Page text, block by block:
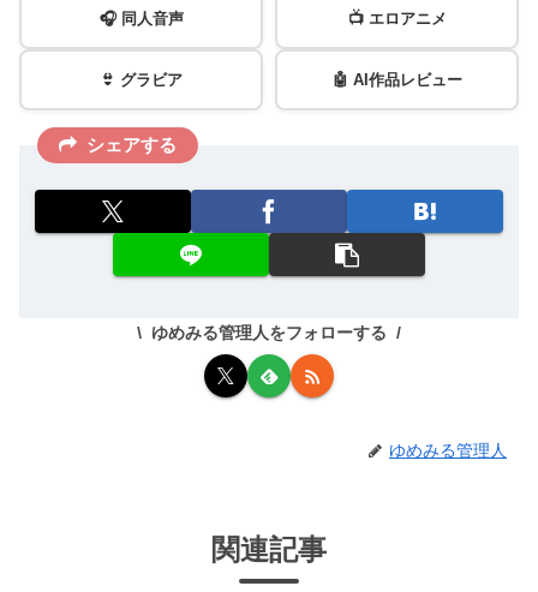
🎧 同人音声 📺 エロアニメ
👙 グラビア 🤖 AI作品レビュー
シェアする
ゆめみる管理人をフォローする
ゆめみる管理人
関連記事